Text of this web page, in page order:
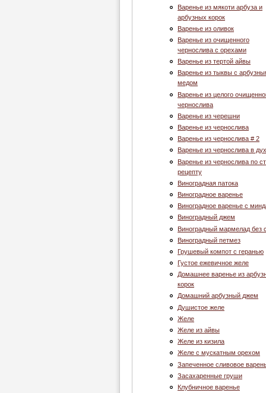
Варенье из мякоти арбуза и
арбузных корок
Варенье из оливок
Варенье из очищенного
чернослива с орехами
Варенье из тертой айвы
Варенье из тыквы с
медом
Варенье из целого
чернослива
Варенье из черешни
Варенье из чернослива
Варенье из чернослива # 2
Варенье из чернослива в
Варенье из чернослива по
рецепту
Виноградная патока
Виноградное варенье
Виноградное варенье с
Виноградный джем
Виноградный мармелад без
Виноградный петмез
Грушевый компот с геранью
Густое ежевичное желе
Домашнее варенье из
корок
Домашний арбузный джем
Душистое желе
Желе
Желе из айвы
Желе из кизила
Желе с мускатным орехом
Запеченное сливовое
Засахаренные груши
Клубничное варенье